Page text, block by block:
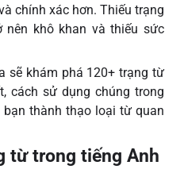
chính xác hơn. Thiếu trạng
khô khan và thiếu sức
sẽ khám phá 120+ trạng từ
cách sử dụng chúng trong
thành thạo loại từ quan
từ trong tiếng Anh